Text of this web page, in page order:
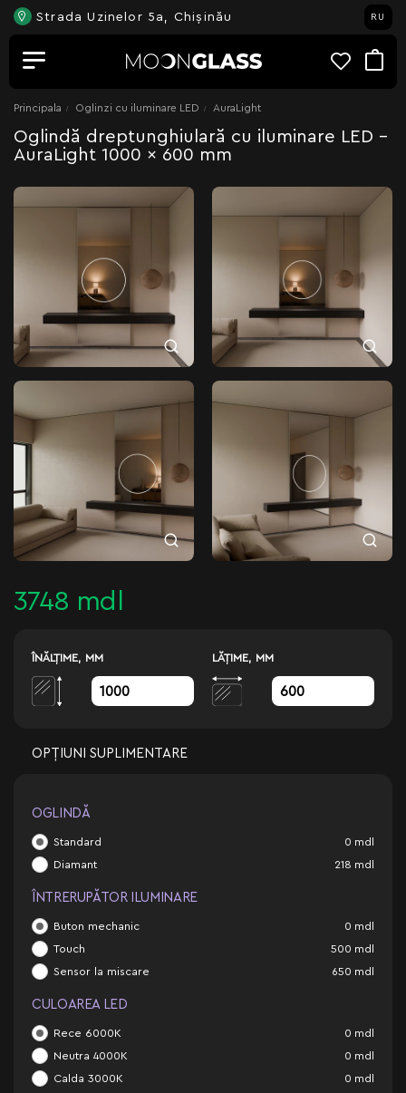
Strada Uzinelor 5a, Chișinău RU
Principala Oglinzi cu iluminare LED AuraLight
Oglindă dreptunghiulară cu iluminare LED -
AuraLight 1000 x 600 mm
3748 mdl
ÎNĂLŢIME, MM LĂŢIME, MM
OPȚIUNI SUPLIMENTARE
OGLINDĂ
Standard 0 mdl
Diamant 218 mdl
ÎNTRERUPĂTOR ILUMINARE
Buton mechanic 0 mdl
Touch 500 mdl
Sensor la miscare 650 mdl
CULOAREA LED
Rece 6000K 0 mdl
Neutra 4000K 0 mdl
Calda 3000K 0 mdl